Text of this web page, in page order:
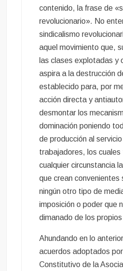
contenido, la frase de
revolucionario». No
sindicalismo
aquel movimiento que,
las clases explotadas y
aspira a la destrucción
establecido para, por
acción directa y
desmontar los
dominación poniendo
de producción al
trabajadores, los cuales
cualquier circunstancia
que crean convenientes
ningún otro tipo de
imposición o poder que
dimanado de los
Ahundando en lo
acuerdos adoptados
Constitutivo de la